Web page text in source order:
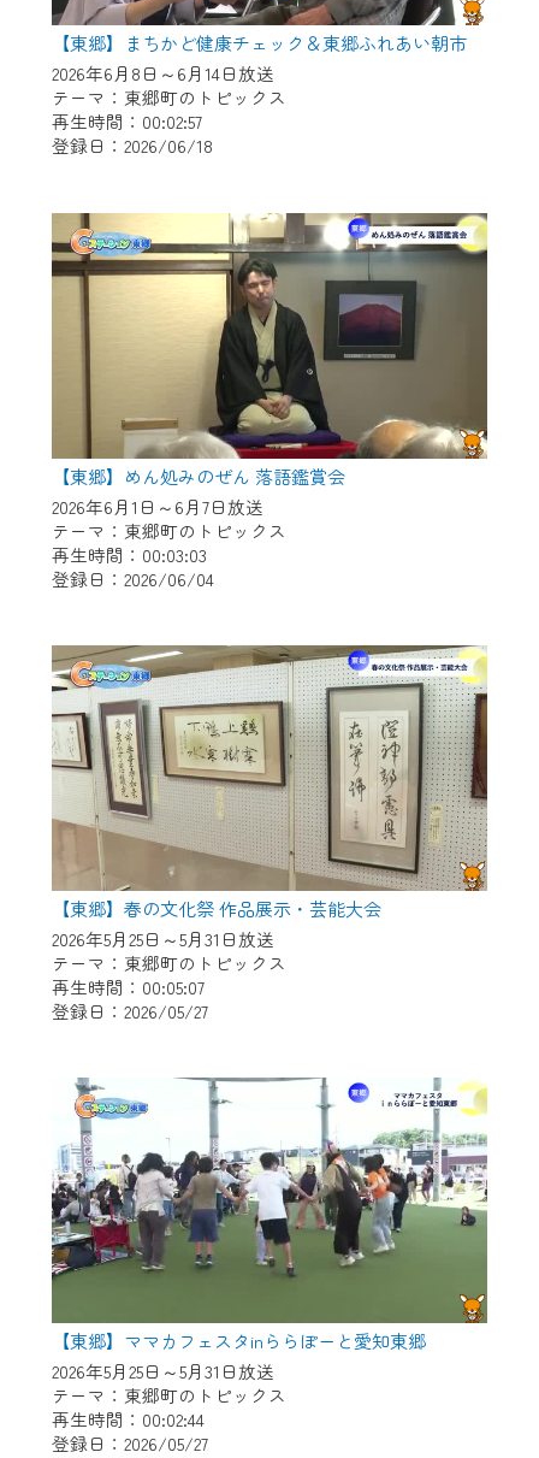
【東郷】まちかど健康チェック＆東郷ふれあい朝市
2026年6月8日～6月14日放送
テーマ：東郷町のトピックス
再生時間：00:02:57
登録日：2026/06/18
【東郷】めん処みのぜん 落語鑑賞会
2026年6月1日～6月7日放送
テーマ：東郷町のトピックス
再生時間：00:03:03
登録日：2026/06/04
【東郷】春の文化祭 作品展示・芸能大会
2026年5月25日～5月31日放送
テーマ：東郷町のトピックス
再生時間：00:05:07
登録日：2026/05/27
【東郷】ママカフェスタinららぽーと愛知東郷
2026年5月25日～5月31日放送
テーマ：東郷町のトピックス
再生時間：00:02:44
登録日：2026/05/27
＜メンテナンス情報＞
CCNetWebTVのリニューアルにともないメ
ンテナンス作業を予定しています。
作業の間は、CCNetWebTVの画面が「メン
テナンス中」になり、ご利用いただけませ
ん。
ご不便をおかけいたしますが、ご了承の程
よろしくお願いいたします。